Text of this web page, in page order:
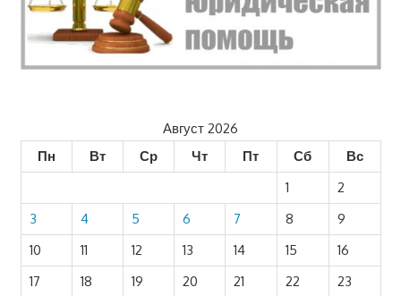
Август 2026
Пн
Вт Ср Чт Пт Сб
Вс
1
2
3
4 5 6 7 8
9
10
11 12 13 14 15
16
17
18 19 20 21 22 23